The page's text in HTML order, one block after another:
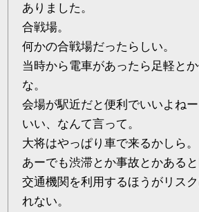
ありました。
合戦場。
何かの合戦場だったらしい。
当時から電車があったら足軽と
な。
会場が駅近だと便利でいいよね
いい、なんて言って。
大将はやっぱり車で来るかしら。
あーでも渋滞とか事故とかある
交通機関を利用するほうがリス
れない。